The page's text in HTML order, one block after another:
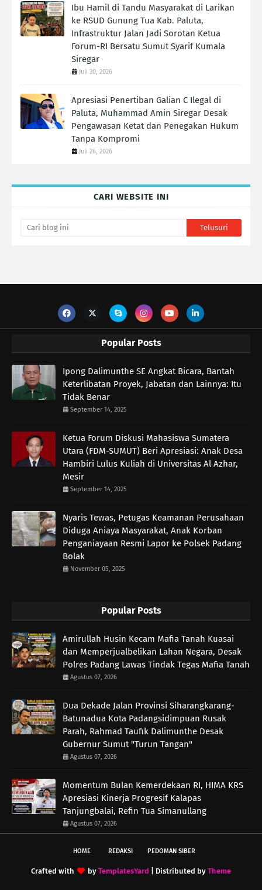
Ibu Hamil di Tandu Masyarakat di Larikan
ke RSUD Gunung Tua Kab. Paluta,
Infrastruktur Jalan Jadi Sorotan Ketua
Forum-RI Bersatu Sumut Syarif Kumala
Siregar
Juli 30, 2026
Apresiasi Penertiban Galian C Ilegal di
Paluta, Muhammad Amin Siregar Desak
Pengawasan Ketat dan Penegakan Hukum
Tanpa Kompromi
Juli 26, 2026
CARI WEBSITE INI
Popular Posts
Ipong Dalimunthe SE Angkat Bicara, Bantah
Keterlibatan Proyek, Jabatan dan Lainnya: Itu
Tidak Benar
September 14, 2025
Ketua Forum Diskusi Mahasiswa Sumatera
Utara (FDM-SUMUT) Beri Apresiasi: Anak Desa
Hambiri Lulus Kuliah di Universitas Al Azhar,
Mesir
September 14, 2025
Nyaris Tewas, Petugas Keamanan Perusahaan
Diduga Aniaya Masyarakat, Anak Korban
Penganiayaan Resmi Lapor ke Polsek Padang
Bolak
November 05, 2025
Popular Posts
Amirullah Husin Kecam Mafia Tanah Kuasai
dan Memperjualbelikan Lahan Negara, Desak
Polres Padang Lawas Tindak Tegas Mafia Tanah
Agustus 07, 2026
Dua Dekade Jalan Provinsi Siharangkarang-
Batunadua Kota Padangsidimpuan Rusak
Parah, Rahmad Taufik Dalimunthe Desak
Gubernur Sumut "Turun Tangan"
Agustus 07, 2026
Momentum Bulan Kemerdekaan RI, HIMA KRS
Apresiasi Kinerja Progresif Kalapas
Tanjungbalai, Refin Tua Simanullang
Agustus 07, 2026
HOME REDAKSI PEDOMAN SIBER
Crafted with by TemplatesYard | Distributed by Theme